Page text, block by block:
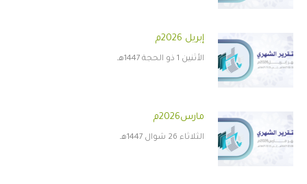
إبريل 2026م
الأثنين 1 ذو الحجة 1447هـ
مارس2026م
الثلاثاء 26 شوال 1447هـ